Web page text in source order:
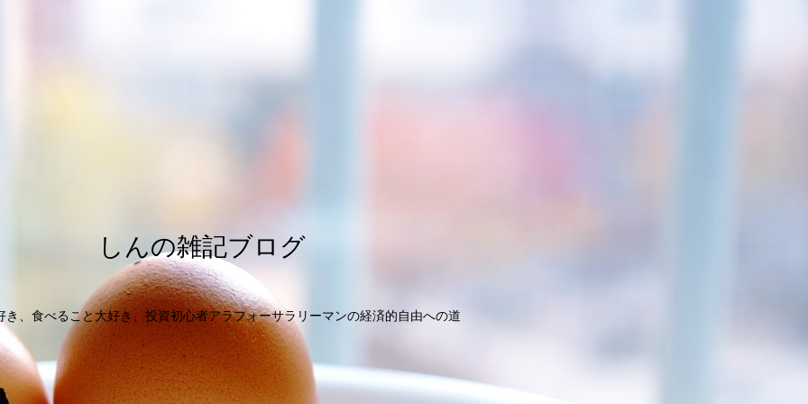
しんの雑記ブログ
き、食べること大好き、投資初心者アラフォーサラリーマンの経済的自由への道